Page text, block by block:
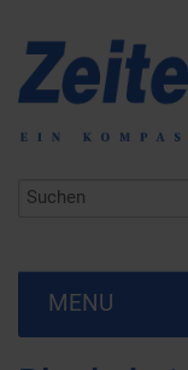
MENU